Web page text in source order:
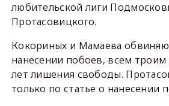
любительской лиги
Протасовицкого.
Кокориных и Мамаева
нанесении побоев, всем троим
лет лишения свободы.
только по статье о нанесении